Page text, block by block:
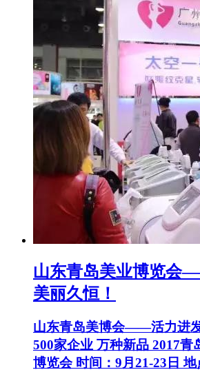
山东青岛美业博览会
美丽久恒！
山东青岛美博会——活力进
500家企业 万种新品 2017青
博览会 时间：9月21-23日